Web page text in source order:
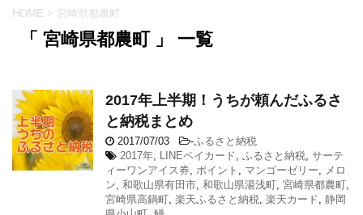
HOME > 宮崎県都農町
「 宮崎県都農町 」 一覧
2017年上半期！うちが頼んだふるさ
と納税まとめ
2017/07/03 -ふるさと納税
2017年, LINEペイカード, ふるさと納税, サーテ
ィーワンアイス券, ポイント , マンゴーゼリー, メロ
ン, 和歌山県有田市, 和歌山県湯浅町, 宮崎県都農町,
宮崎県高鍋町, 楽天ふるさと納税, 楽天カード, 静岡